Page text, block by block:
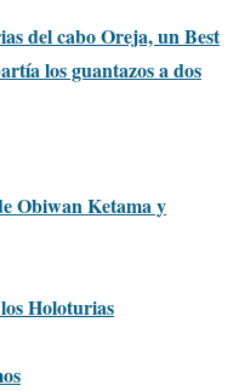
del cabo Oreja, un Best
los guantazos a dos
Obiwan Ketama y
Holoturias